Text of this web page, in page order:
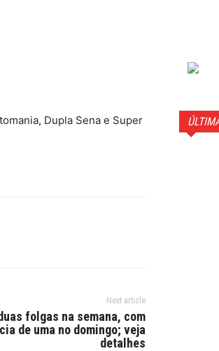
Dupla Sena e Super
Next article
folgas na semana, com
de uma no domingo; veja
detalhes